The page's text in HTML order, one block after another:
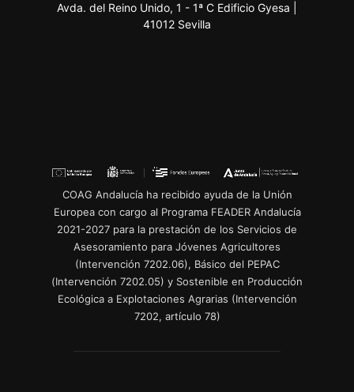
Avda. del Reino Unido, 1 - 1ª C Edificio Gyesa |
41012 Sevilla
COAG Andalucía ha recibido ayuda de la Unión
Europea con cargo al Programa FEADER Andalucía
2021-2027 para la prestación de los Servicios de
Asesoramiento para Jóvenes Agricultores
(Intervención 7202.06), Básico del PEPAC
(Intervención 7202.05) y Sostenible en Producción
Ecológica a Explotaciones Agrarias (Intervención
7202, artículo 78)